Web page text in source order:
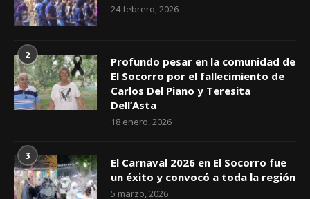
24 febrero, 2026
2
Profundo pesar en la comunidad de
El Socorro por el fallecimiento de
Carlos Del Piano y Teresita
Dell’Asta
18 enero, 2026
3
El Carnaval 2026 en El Socorro fue
un éxito y convocó a toda la región
5 marzo, 2026